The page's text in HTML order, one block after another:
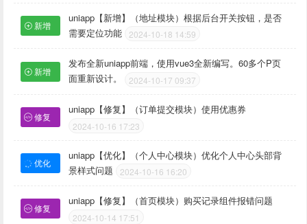
新增
uniapp【新增】（地址模块）根据后台开关按钮，是否
需要定位功能
2024-10-18 14:59
新增
发布全新uniapp前端，使用vue3全新编写。60多个P页
面重新设计。
2024-10-17 09:37
修复
uniapp【修复】（订单提交模块）使用优惠券
2024-10-16 17:23
优化
uniapp【优化】（个人中心模块）优化个人中心头部背
景样式问题
2024-10-16 16:20
修复
uniapp【修复】（首页模块）购买记录组件报错问题
2024-10-14 17:51